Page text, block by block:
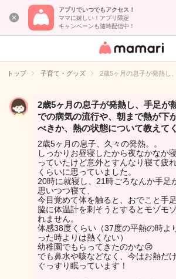
アプリでいつでもアクセス！
ママに嬉しい！アプリ限定
キャンペーンも随時配信中！
女性専用匿名QA
イト
トップ 子育て・グッズ 2歳5ヶ月の息子が発熱し
2歳5ヶ月の息子が発熱し、手足が
での病気の流行や、朝まで熱が下
べきか、熱の状態について教えて
2歳5ヶ月の息子、久々の発熱。。
しっかりお昼寝したから夜なかなか
っていたけど意外とすんなり寝て疲
くらいに思っていました。
20時に就寝し、21時ごろなんか手足
思いつつ寝て、
今目覚めて体を触ると、おでこと手
脇に体温計を刺そうとするとモゾモ
れません。
体感38度くらい（37度の平熱の時よ
った時よりは熱くない）
幼稚園でもらってきたのかな😢
でも鼻水や咳などなく、今はお熱だ
ぐっすり眠っています！